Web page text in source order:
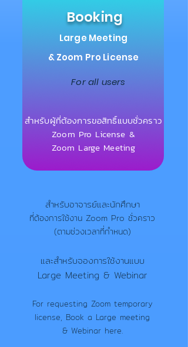
Booking
Large Meeting
& Zoom Pro License
สำหรับผู้ที่ต้องการขอสิทธิ์แบบชั่วคราว
Zoom Pro License &
Zoom Large Meeting
For all users
สำหรับอาจารย์และนักศึกษา
ที่ต้องการใช้งาน Zoom Pro ชั่วคราว
(ตามช่วงเวลาที่กำหนด)
และสำหรับจองการใช้งานแบบ
Large Meeting & Webinar
For requesting Zoom temporary
license, Book a Large meeting
& Webinar here.